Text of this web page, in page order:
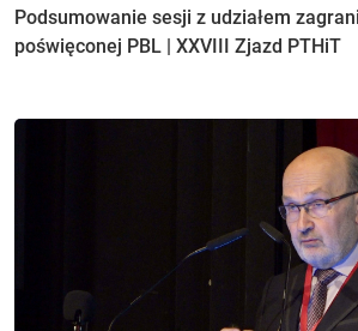
Podsumowanie sesji z udziałem
poświęconej PBL | XXVIII Zjazd PTHiT